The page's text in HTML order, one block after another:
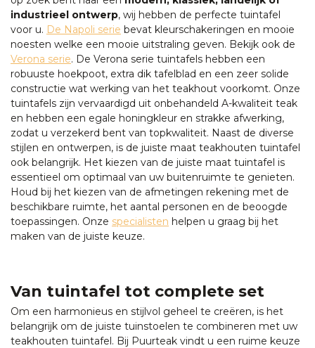
industrieel ontwerp, wij hebben de perfecte tuintafel
voor u. De Napoli serie bevat kleurschakeringen en mooie
noesten welke een mooie uitstraling geven. Bekijk ook de
Verona serie. De Verona serie tuintafels hebben een
robuuste hoekpoot, extra dik tafelblad en een zeer solide
constructie wat werking van het teakhout voorkomt. Onze
tuintafels zijn vervaardigd uit onbehandeld A-kwaliteit teak
en hebben een egale honingkleur en strakke afwerking,
zodat u verzekerd bent van topkwaliteit. Naast de diverse
stijlen en ontwerpen, is de juiste maat teakhouten tuintafel
ook belangrijk. Het kiezen van de juiste maat tuintafel is
essentieel om optimaal van uw buitenruimte te genieten.
Houd bij het kiezen van de afmetingen rekening met de
beschikbare ruimte, het aantal personen en de beoogde
toepassingen. Onze specialisten helpen u graag bij het
maken van de juiste keuze.
Van tuintafel tot complete set
Om een harmonieus en stijlvol geheel te creëren, is het
belangrijk om de juiste tuinstoelen te combineren met uw
teakhouten tuintafel. Bij Puurteak vindt u een ruime keuze